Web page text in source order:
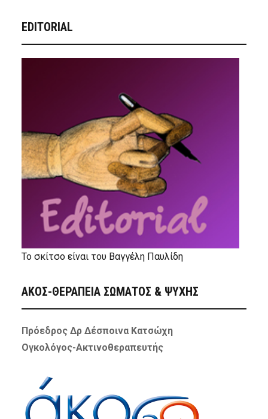
EDITORIAL
Το σκίτσο είναι του Βαγγέλη Παυλίδη
ΑΚΟΣ-ΘΕΡΑΠΕΙΑ ΣΩΜΑΤΟΣ & ΨΥΧΗΣ
Πρόεδρος Δρ Δέσποινα Κατσώχη
Ογκολόγος-Ακτινοθεραπευτής